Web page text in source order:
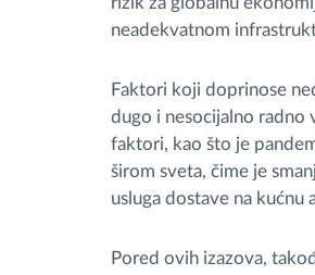
neadekvatnom
Faktori koji doprinose
dugo i nesocijalno radno
faktori, kao što je
širom sveta, čime je
usluga dostave na kućnu
Pored ovih izazova,